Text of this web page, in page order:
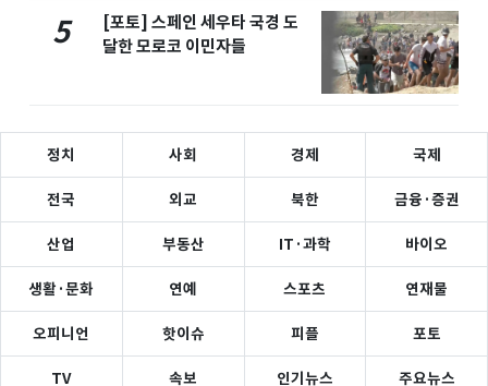
5
[포토] 스페인 세우타 국경 도
달한 모로코 이민자들
정치 사회 경제 국제
전국 외교 북한 금융·증권
산업 부동산 IT·과학 바이오
생활·문화 연예 스포츠 연재물
오피니언 핫이슈 피플 포토
TV 속보 인기뉴스 주요뉴스